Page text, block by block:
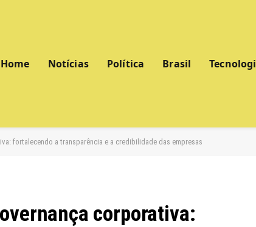
Home Notícias Política Brasil
fortalecendo a transparência e a credibilidade das empresas
corporativa: